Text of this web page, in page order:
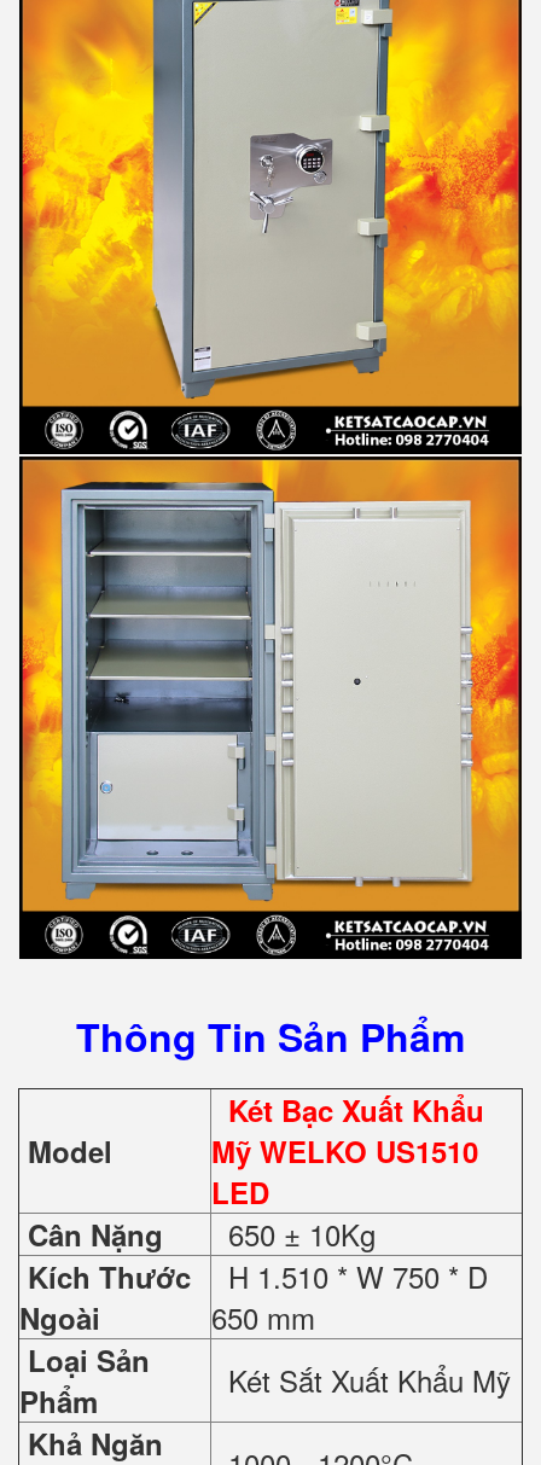
Thông Tin Sản Phẩm
Model
Két Bạc Xuất Khẩu
Mỹ WELKO US1510
LED
Cân Nặng
650 ± 10Kg
Kích Thước
Ngoài
H 1.510 * W 750 * D
650 mm
Loại Sản
Phẩm
Két Sắt Xuất Khẩu Mỹ
Khả Ngăn